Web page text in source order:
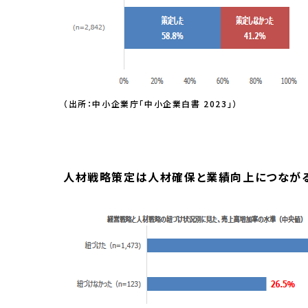
（出所：中小企業庁「中小企業白書 2023」）
人材戦略策定は人材確保と業績向上につなが